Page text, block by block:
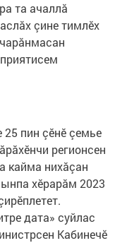
та ачаллă
çине тимлӗх
25 пин çӗнӗ çемье
регионсен
кайма нихăçан
хӗрарăм 2023
дата» суйлас
Кабинечӗ